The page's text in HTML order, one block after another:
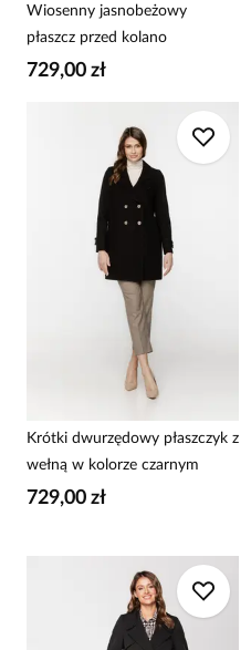
Wiosenny jasnobeżowy
płaszcz przed kolano
729,00 zł
Krótki dwurzędowy płaszczyk z
wełną w kolorze czarnym
729,00 zł